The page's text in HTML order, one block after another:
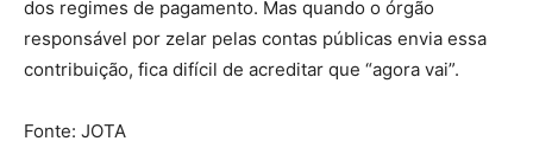
dos regimes de pagamento. Mas quando o órgão
responsável por zelar pelas contas públicas envia essa
contribuição, fica difícil de acreditar que “agora vai”.
Fonte: JOTA